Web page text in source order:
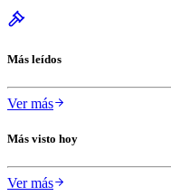
Más leídos
Ver más
Más visto hoy
Ver más